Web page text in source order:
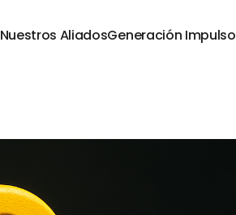
Nuestros AliadosGeneración Impulso